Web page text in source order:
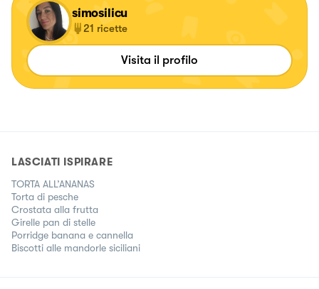
simosilicu
21 ricette
Visita il profilo
LASCIATI ISPIRARE
TORTA ALL’ANANAS
Torta di pesche
Crostata alla frutta
Girelle pan di stelle
Porridge banana e cannella
Biscotti alle mandorle siciliani